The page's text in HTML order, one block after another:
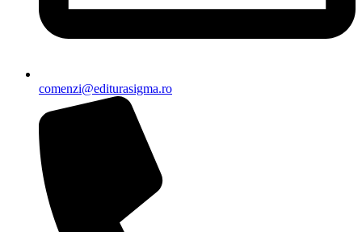
comenzi@editurasigma.ro